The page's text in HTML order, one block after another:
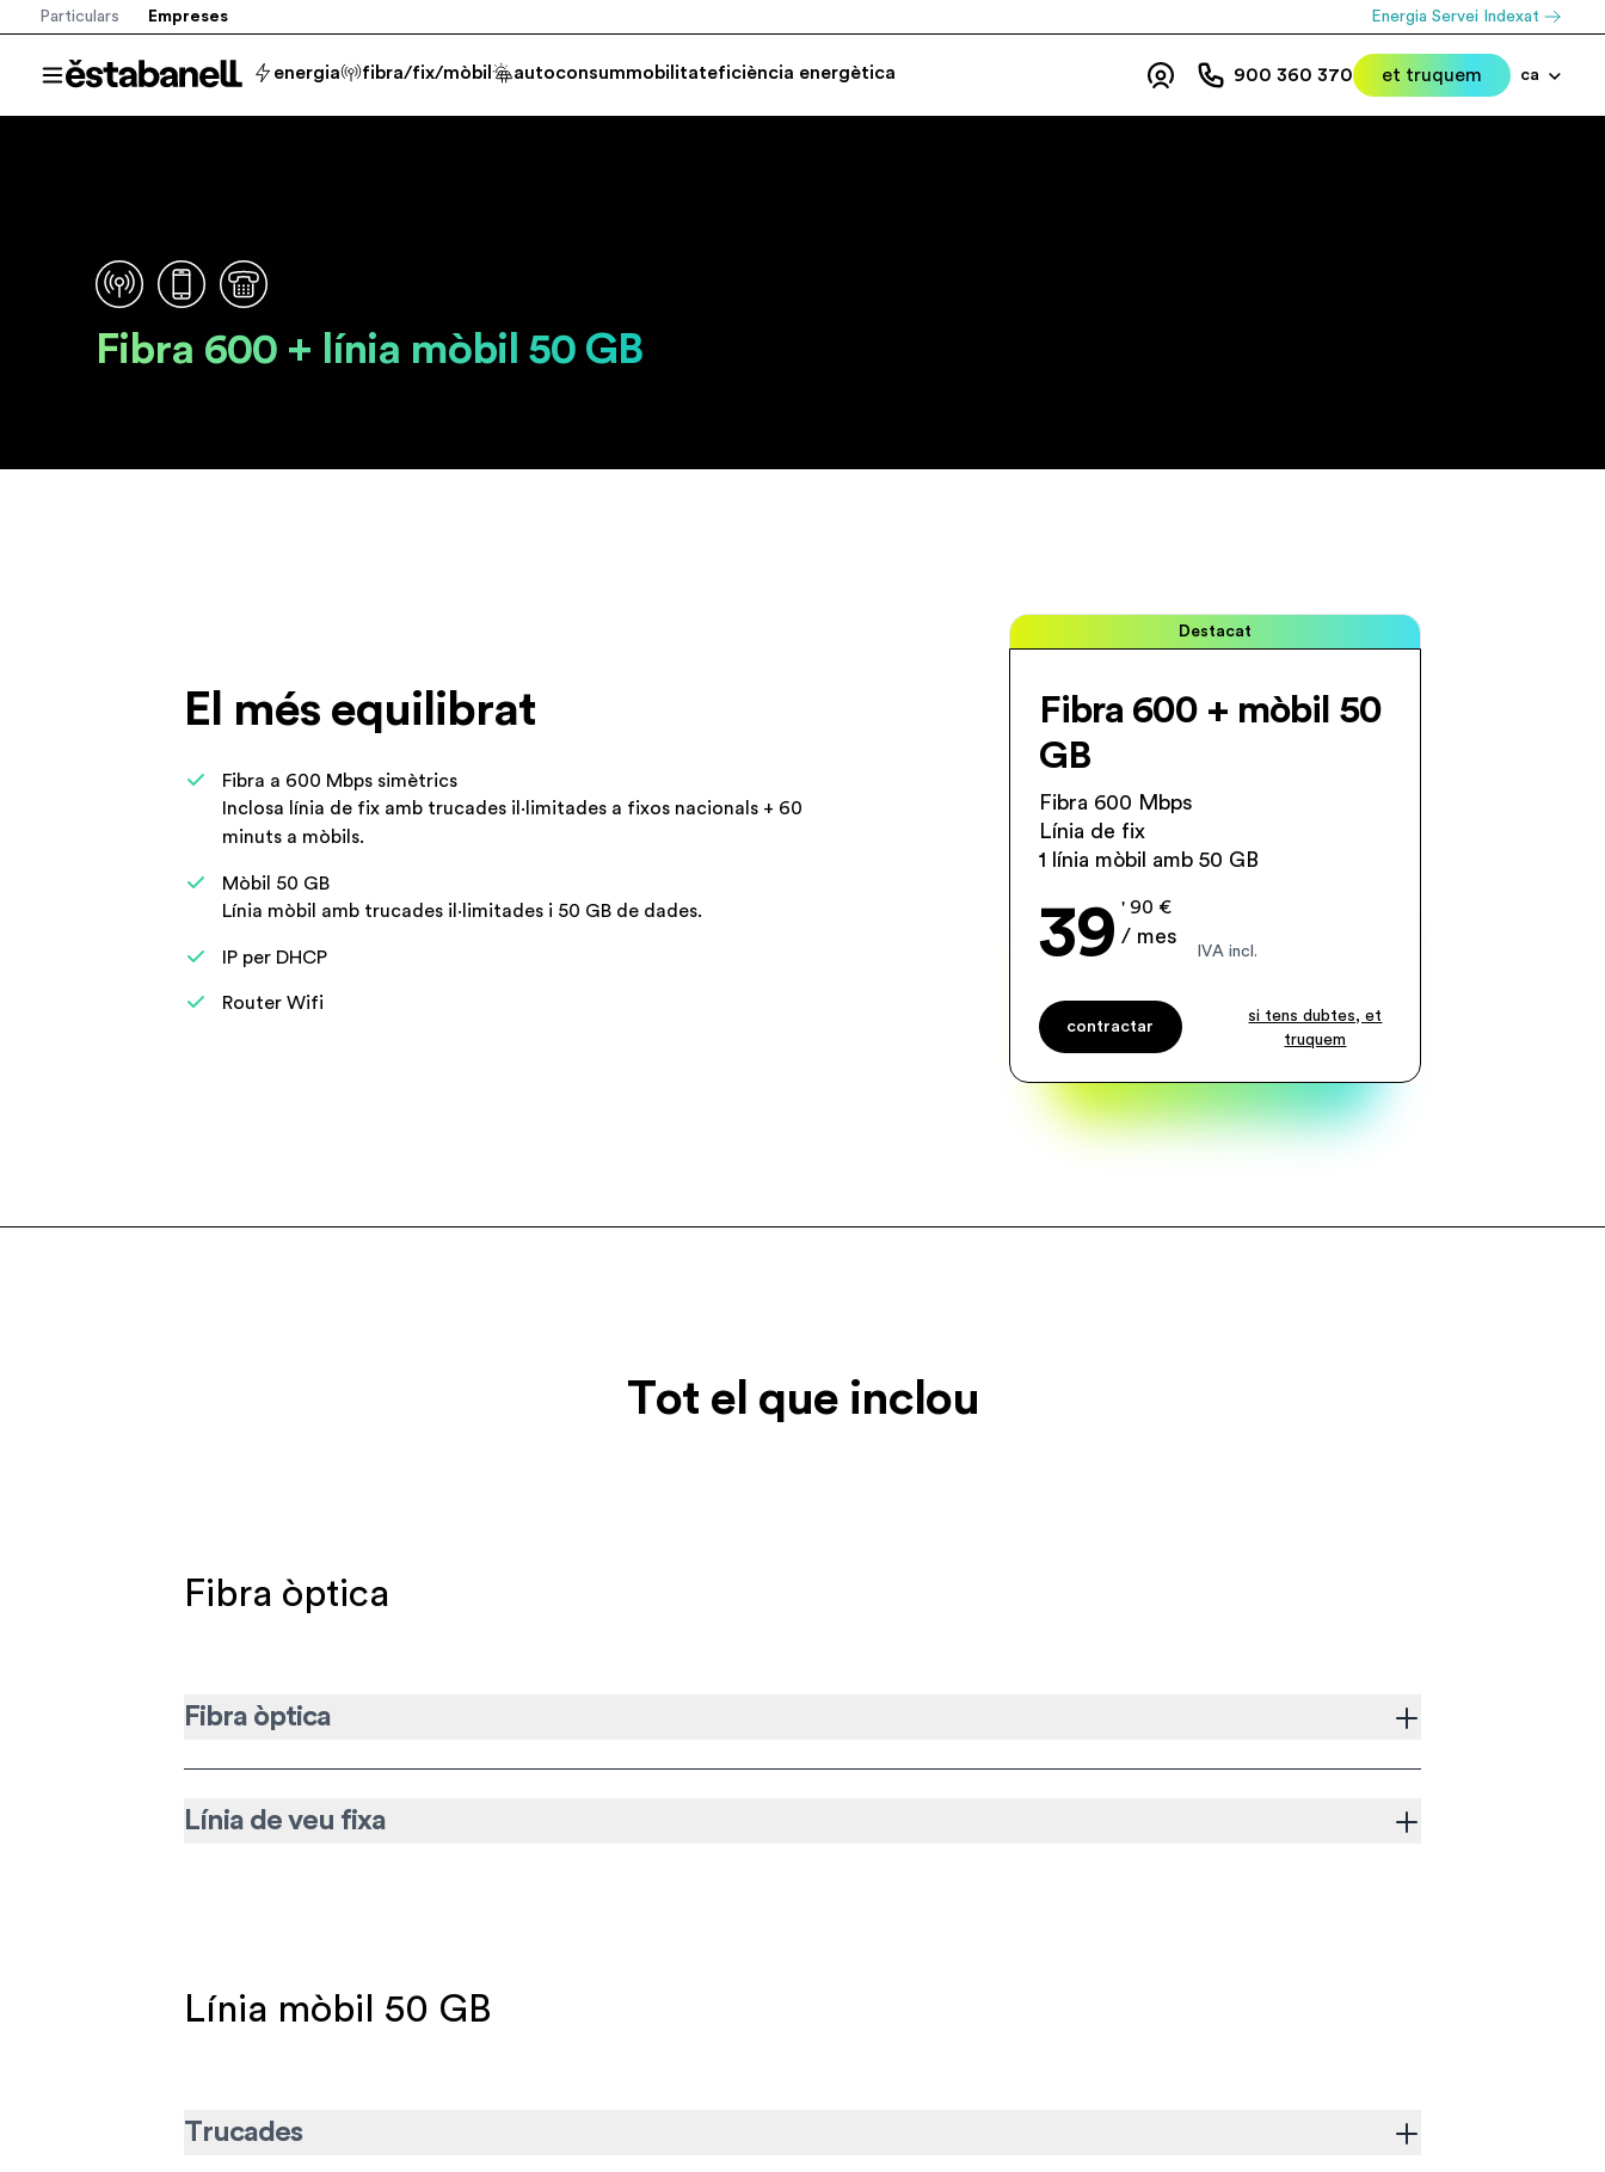
Particulars Empreses Energia Servei Indexat
Obrir el menú
Estabanell energia fibra/fix/mòbil autoconsummobilitateficiència energètica 900 360 370 et truquem ca
Fibra 600 + línia mòbil 50 GB
El més equilibrat
Fibra a 600 Mbps simètrics
Inclosa línia de fix amb trucades il·limitades a fixos nacionals + 60
minuts a mòbils.
Mòbil 50 GB
Línia mòbil amb trucades il·limitades i 50 GB de dades.
IP per DHCP
Router Wifi
Destacat
Fibra 600 + mòbil 50
GB
Fibra 600 Mbps
Línia de fix
1 línia mòbil amb 50 GB
39 ' 90 €
/ mes
IVA incl.
contractar
si tens dubtes, et
truquem
Tot el que inclou
Fibra òptica
Fibra òptica
Línia de veu fixa
Línia mòbil 50 GB
Trucades